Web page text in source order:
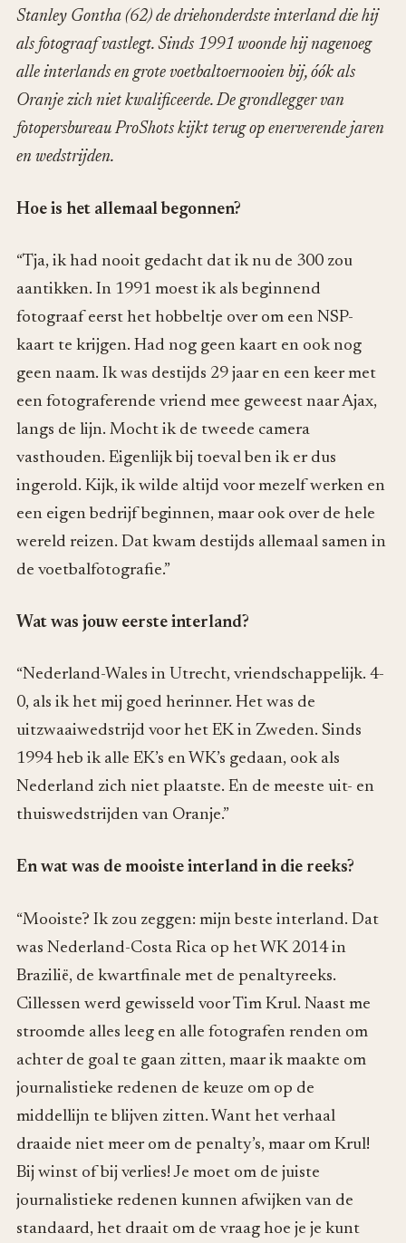
Stanley Gontha (62) de driehonderdste interland die hij
als fotograaf vastlegt. Sinds 1991 woonde hij nagenoeg
alle interlands en grote voetbaltoernooien bij, óók als
Oranje zich niet kwalificeerde. De grondlegger van
fotopersbureau ProShots kijkt terug op enerverende jaren
en wedstrijden.
Hoe is het allemaal begonnen?
“Tja, ik had nooit gedacht dat ik nu de 300 zou
aantikken. In 1991 moest ik als beginnend
fotograaf eerst het hobbeltje over om een NSP-
kaart te krijgen. Had nog geen kaart en ook nog
geen naam. Ik was destijds 29 jaar en een keer met
een fotograferende vriend mee geweest naar Ajax,
langs de lijn. Mocht ik de tweede camera
vasthouden. Eigenlijk bij toeval ben ik er dus
ingerold. Kijk, ik wilde altijd voor mezelf werken en
een eigen bedrijf beginnen, maar ook over de hele
wereld reizen. Dat kwam destijds allemaal samen in
de voetbalfotografie.”
Wat was jouw eerste interland?
“Nederland-Wales in Utrecht, vriendschappelijk. 4-
0, als ik het mij goed herinner. Het was de
uitzwaaiwedstrijd voor het EK in Zweden. Sinds
1994 heb ik alle EK’s en WK’s gedaan, ook als
Nederland zich niet plaatste. En de meeste uit- en
thuiswedstrijden van Oranje.”
En wat was de mooiste interland in die reeks?
“Mooiste? Ik zou zeggen: mijn beste interland. Dat
was Nederland-Costa Rica op het WK 2014 in
Brazilië, de kwartfinale met de penaltyreeks.
Cillessen werd gewisseld voor Tim Krul. Naast me
stroomde alles leeg en alle fotografen renden om
achter de goal te gaan zitten, maar ik maakte om
journalistieke redenen de keuze om op de
middellijn te blijven zitten. Want het verhaal
draaide niet meer om de penalty’s, maar om Krul!
Bij winst of bij verlies! Je moet om de juiste
journalistieke redenen kunnen afwijken van de
standaard, het draait om de vraag hoe je je kunt